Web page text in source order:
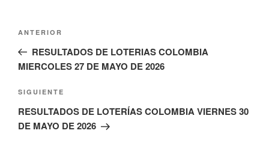
entradas
Entrada
anterior:
ANTERIOR
RESULTADOS DE LOTERIAS COLOMBIA
MIERCOLES 27 DE MAYO DE 2026
Siguiente
entrada
SIGUIENTE
RESULTADOS DE LOTERÍAS COLOMBIA VIERNES 30
DE MAYO DE 2026